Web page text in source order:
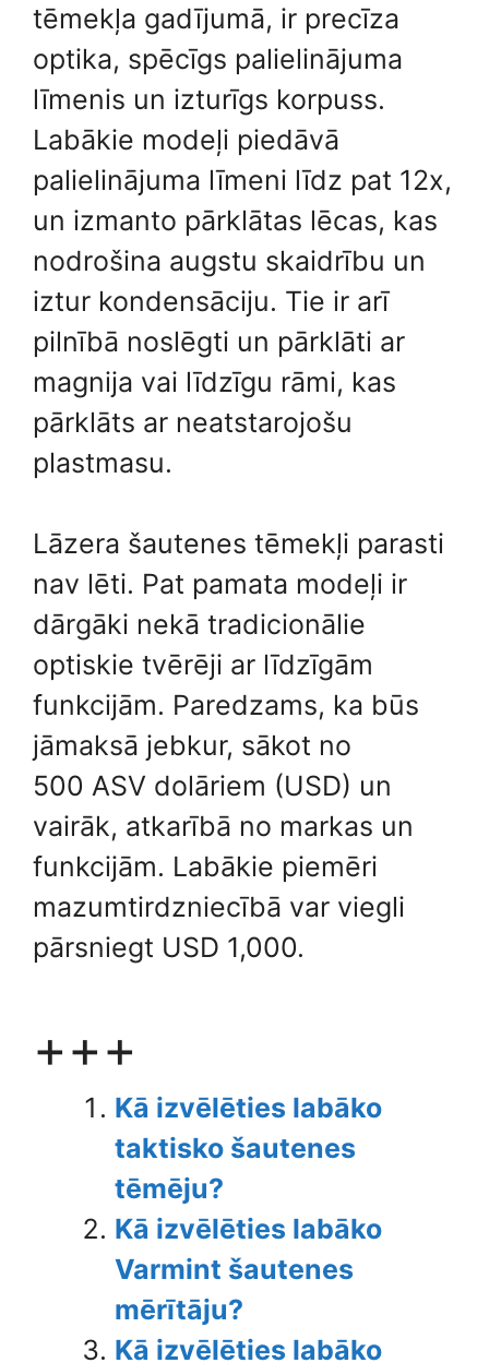
tēmekļa gadījumā, ir precīza
optika, spēcīgs palielinājuma
līmenis un izturīgs korpuss.
Labākie modeļi piedāvā
palielinājuma līmeni līdz pat 12x,
un izmanto pārklātas lēcas, kas
nodrošina augstu skaidrību un
iztur kondensāciju. Tie ir arī
pilnībā noslēgti un pārklāti ar
magnija vai līdzīgu rāmi, kas
pārklāts ar neatstarojošu
plastmasu.
Lāzera šautenes tēmekļi parasti
nav lēti. Pat pamata modeļi ir
dārgāki nekā tradicionālie
optiskie tvērēji ar līdzīgām
funkcijām. Paredzams, ka būs
jāmaksā jebkur, sākot no
500 ASV dolāriem (USD) un
vairāk, atkarībā no markas un
funkcijām. Labākie piemēri
mazumtirdzniecībā var viegli
pārsniegt USD 1,000.
+++
Kā izvēlēties labāko
taktisko šautenes
tēmēju?
Kā izvēlēties labāko
Varmint šautenes
mērītāju?
Kā izvēlēties labāko